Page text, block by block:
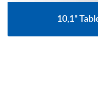
15,6"